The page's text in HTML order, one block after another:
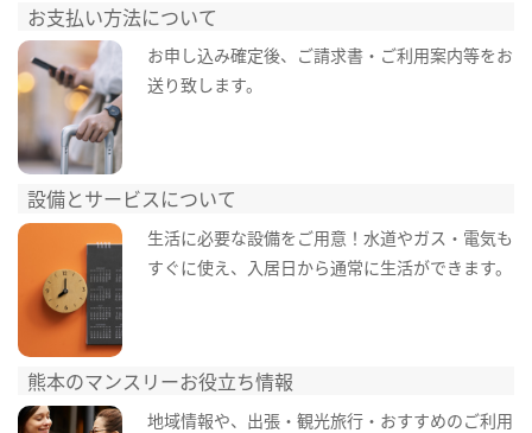
お支払い方法について
お申し込み確定後、ご請求書・ご利用案内等をお
送り致します。
設備とサービスについて
生活に必要な設備をご用意！水道やガス・電気も
すぐに使え、入居日から通常に生活ができます。
熊本のマンスリーお役立ち情報
地域情報や、出張・観光旅行・おすすめのご利用